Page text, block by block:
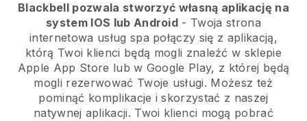
Blackbell pozwala stworzyć własną aplikację na
system IOS lub Android - Twoja strona
internetowa usług spa połączy się z aplikacją,
którą Twoi klienci będą mogli znaleźć w sklepie
Apple App Store lub w Google Play, z której będą
mogli rezerwować Twoje usługi. Możesz też
pominąć komplikacje i skorzystać z naszej
natywnej aplikacji. Twoi klienci mogą pobrać